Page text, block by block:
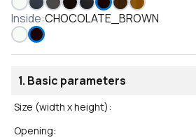
Inside:CHOCOLATE_BROWN
1. Basic parameters
Size (width x height):
Opening: